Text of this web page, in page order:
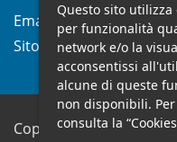
Email:
Sito Web:
Copyright © Studio
Questo sito
per funzionalità
network e/o la
acconsentissi
alcune di queste
non disponibili.
consulta la